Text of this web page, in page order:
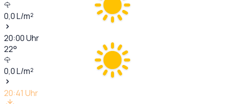
0,0L/m²
20:00Uhr
22°
0,0L/m²
20:41 Uhr